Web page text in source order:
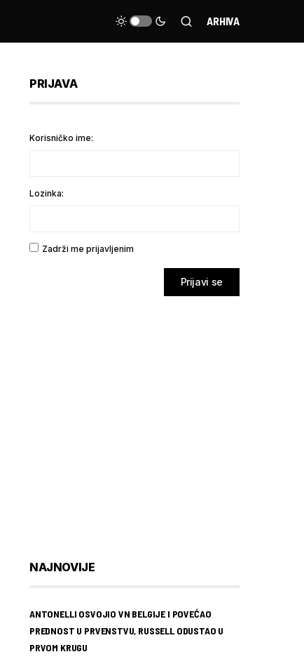
ARHIVA
PRIJAVA
Korisničko ime:
Lozinka:
Zadrži me prijavljenim
Prijavi se
NAJNOVIJE
ANTONELLI OSVOJIO VN BELGIJE I POVEĆAO
PREDNOST U PRVENSTVU, RUSSELL ODUSTAO U
PRVOM KRUGU